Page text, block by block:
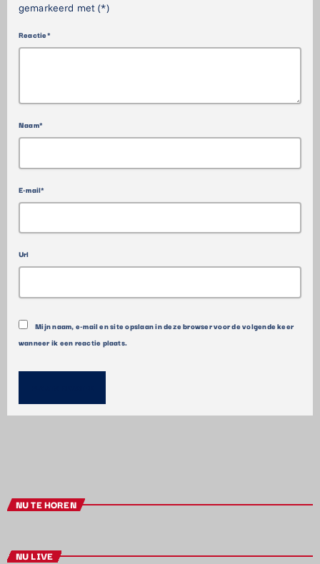
gemarkeerd met (*)
Reactie*
Naam*
E-mail*
Url
Mijn naam, e-mail en site opslaan in deze browser voor de volgende keer
wanneer ik een reactie plaats.
NU TE HOREN
NU LIVE